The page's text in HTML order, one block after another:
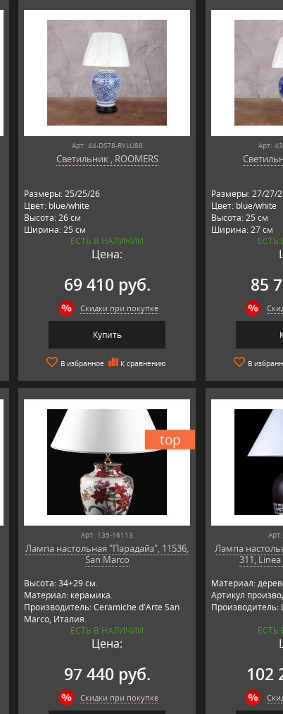
Арт: 44-DS78-RYLU88
Светильник , ROOMERS
Размеры: 25/25/26
Цвет: blue/white
Высота: 26 см
Ширина: 25 см
Длина: 25 см
Материал: керамика
Нидерланды
ЕСТЬ В НАЛИЧИИ
Цена:
69 410 руб.
Скидки при покупке
Купить
В избранное К сравнению
Арт:
Размеры: 27/27/
Цвет: blue/white
Высота: 25 см
Ширина: 27 см
Длина: 27 см
Материал:
Нидерланды
ЕСТЬ
85
В
top
Арт: 135-16113
Лампа настольная "Парадайз", 11536,
San Marco
Высота: 34+29 см.
Материал: керамика.
Производитель: Ceramiche d'Arte San
Marco, Италия.
ЕСТЬ В НАЛИЧИИ
Цена:
97 440 руб.
Скидки при покупке
Лампа
311,
Материал:
Артикул
Производитель:
ЕСТЬ
102